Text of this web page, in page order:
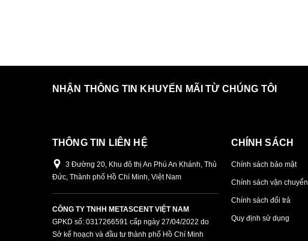
NHẬN THÔNG TIN KHUYẾN MÃI TỪ CHÚNG TÔI
THÔNG TIN LIÊN HỆ
3 Đường 20, Khu đô thị An Phú An Khánh, Thủ
Đức, Thành phố Hồ Chí Minh, Việt Nam
CÔNG TY TNHH METASCENT VIỆT NAM
GPKD số: 0317266591 cấp ngày 27/04/2022 do
Sở kế hoạch và đầu tư thành phố Hồ Chí Minh
CHÍNH SÁCH
Chính sách bảo mật
Chính sách vận chuyển
Chính sách đổi trả
Quy định sử dụng